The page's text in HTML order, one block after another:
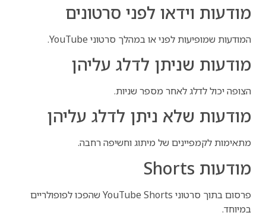
מודעות וידאו לפני סרטונים
המודעות שמופיעות לפני או במהלך סרטוני YouTube.
מודעות שניתן לדלג עליהן
הצופה יכול לדלג לאחר מספר שניות.
מודעות שלא ניתן לדלג עליהן
מתאימות לקמפיינים של מיתוג וחשיפה רחבה.
מודעות Shorts
פרסום בתוך סרטוני YouTube Shorts שהפכו לפופולריים
במיוחד.